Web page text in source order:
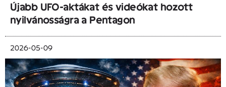
Újabb UFO-aktákat és videókat hozott
nyilvánosságra a Pentagon
2026-05-09